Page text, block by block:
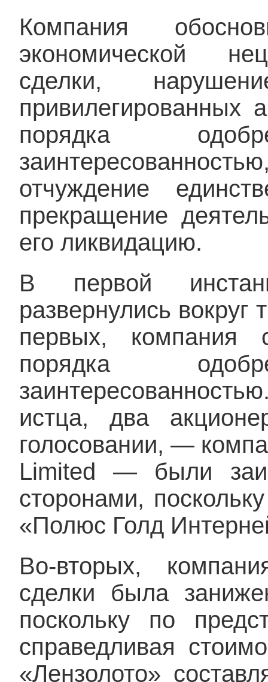
Компания
экономической
сделки,
привилегированных
порядка
отчуждение
прекращение
его ликвидацию.
В первой
развернулись вокруг
первых, компания
порядка
истца, два
голосовании, —
Limited — были
сторонами,
«Полюс Голд
Во-вторых,
сделки была
поскольку по
справедливая
«Лензолото»